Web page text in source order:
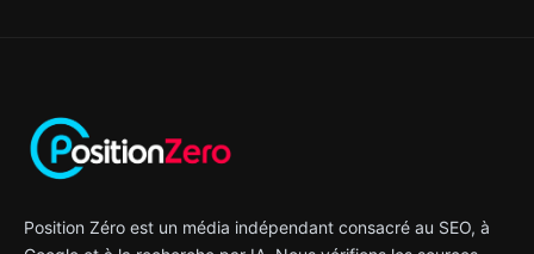
Position Zéro est un média indépendant consacré au SEO, à